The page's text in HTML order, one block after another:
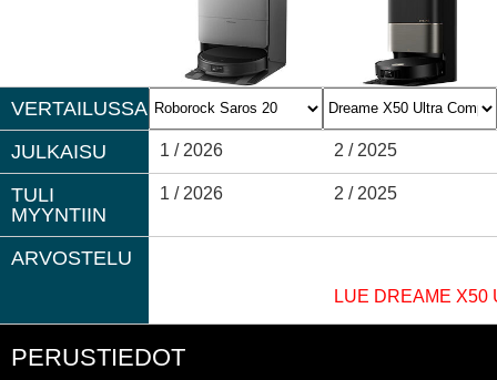
VERTAILUSSA
JULKAISU
1 / 2026 2 / 2025
TULI
MYYNTIIN
1 / 2026 2 / 2025
ARVOSTELU
LUE DREAME X50
PERUSTIEDOT